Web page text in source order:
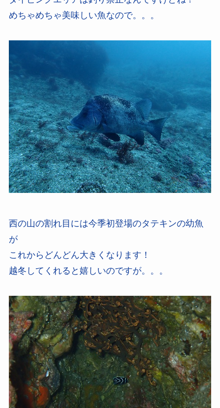
めちゃめちゃ美味しい魚なので。。。
西の山の割れ目には今季初登場のタテキンの幼魚
が
これからどんどん大きくなります！
越冬してくれると嬉しいのですが。。。